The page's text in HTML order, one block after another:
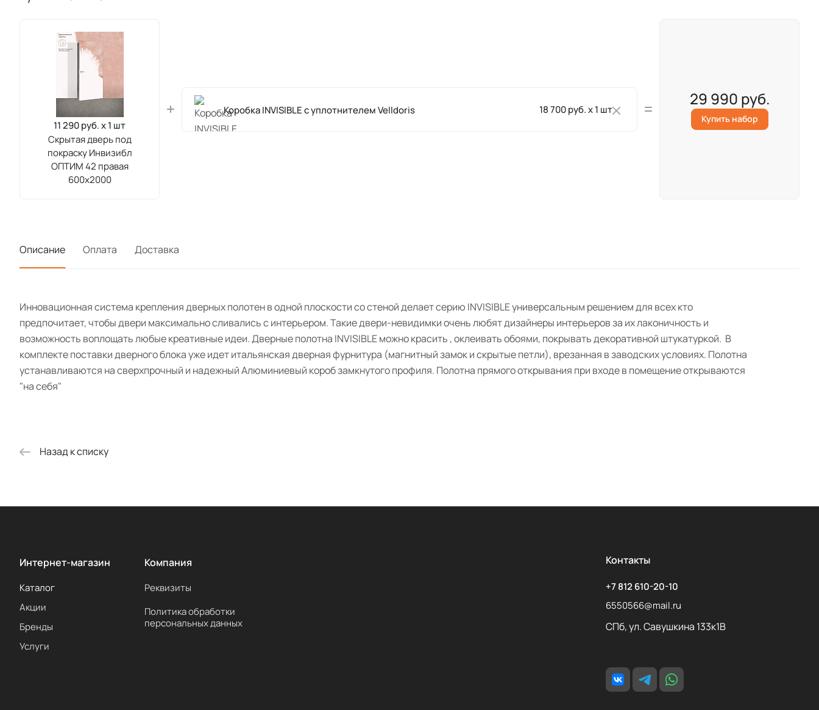
11 290 руб. x 1 шт
Скрытая дверь под
покраску Инвизибл
ОПТИМ 42 правая
600х2000
Коробка INVISIBLE с уплотнителем Velldoris 18 700 руб. x 1 шт
29 990 руб.
Купить набор
Описание Оплата Доставка
Инновационная система крепления дверных полотен в одной плоскости со стеной делает серию INVISIBLE универсальным решением для всех кто
предпочитает, чтобы двери максимально сливались с интерьером. Такие двери-невидимки очень любят дизайнеры интерьеров за их лаконичность и
возможность воплощать любые креативные идеи. Дверные полотна INVISIBLE можно красить , оклеивать обоями, покрывать декоративной штукатуркой. В
комплекте поставки дверного блока уже идет итальянская дверная фурнитура (магнитный замок и скрытые петли), врезанная в заводских условиях. Полотна
устанавливаются на сверхпрочный и надежный Алюминиевый короб замкнутого профиля. Полотна прямого открывания при входе в помещение открываются
"на себя"
Назад к списку
Интернет-магазин
Каталог
Акции
Бренды
Услуги
Компания
Реквизиты
Политика обработки
персональных данных
Контакты
+7 812 610-20-10
6550566@mail.ru
СПб, ул. Савушкина 133к1В